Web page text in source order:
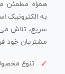
همراه مطمئن
به الکترونیک
سریع، تلاش
مشتریان خود
تنوع